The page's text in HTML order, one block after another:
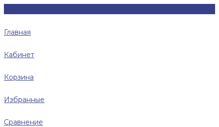
Главная
Кабинет
Корзина
Избранные
Сравнение